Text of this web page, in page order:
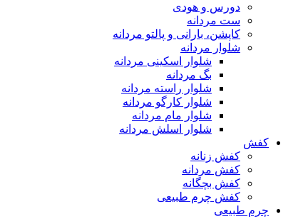
دورس و هودی
ست مردانه
کاپشن، بارانی و پالتو مردانه
شلوار مردانه
شلوار اسکینی مردانه
بگ مردانه
شلوار راسته مردانه
شلوار کارگو مردانه
شلوار مام مردانه
شلوار اسلش مردانه
کفش
کفش زنانه
کفش مردانه
کفش بچگانه
کفش چرم طبیعی
چرم طبیعی